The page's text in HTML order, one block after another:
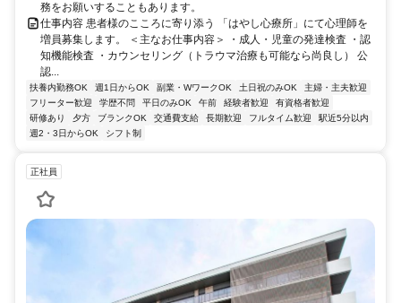
務をお願いすることもあります。
仕事内容 患者様のこころに寄り添う 「はやし心療所」にて心理師を
増員募集します。 ＜主なお仕事内容＞ ・成人・児童の発達検査 ・認
知機能検査 ・カウンセリング（トラウマ治療も可能なら尚良し） 公
認...
扶養内勤務OK 週1日からOK 副業・WワークOK 土日祝のみOK
主婦・主夫歓迎
フリーター歓迎
学歴不問 平日のみOK 午前 経験者歓迎
有資格者歓迎
研修あり
夕方 ブランクOK 交通費支給 長期歓迎 フルタイム歓迎
駅近5分以内
週2・3日からOK
シフト制
正社員